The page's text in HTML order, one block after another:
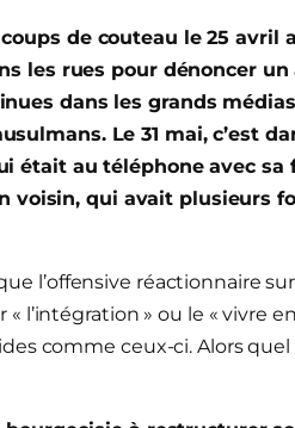
de couteau le 25
les rues pour dénoncer
dans les grands
Le 31 mai, c’est
était au téléphone avec
voisin, qui avait plusieurs
l’offensive réactionnaire
l’intégration » ou le « vivre
comme ceux-ci. Alors